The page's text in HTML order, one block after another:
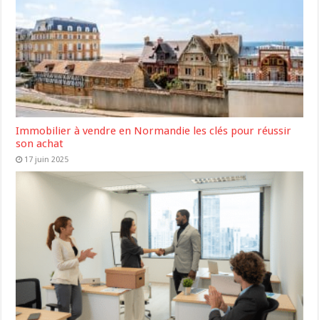
Immobilier à vendre en Normandie les clés pour réussir
son achat
17 juin 2025